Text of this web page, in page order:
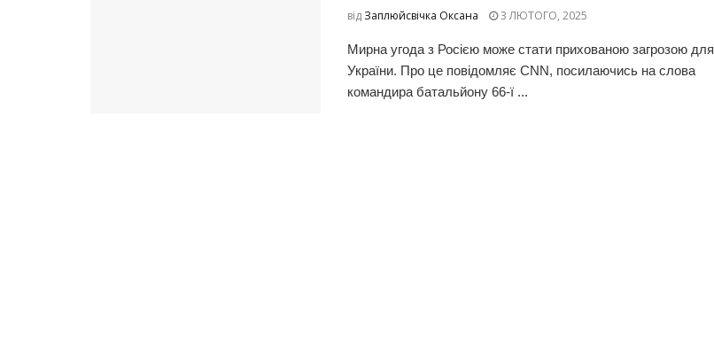
від Заплюйсвічка Оксана 3 ЛЮТОГО, 2025
Мирна угода з Росією може стати прихованою загрозою для
України. Про це повідомляє CNN, посилаючись на слова
командира батальйону 66-ї ...